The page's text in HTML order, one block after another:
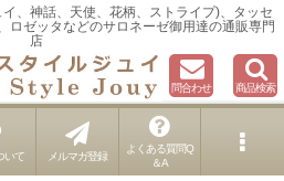
、神話、天使、花柄、ストライプ)、タッセ
ロゼッタなどのサロネーゼ御用達の通販専門
店
問合わせ 商品検索
いて メルマガ登録
よくある質問Q
＆A